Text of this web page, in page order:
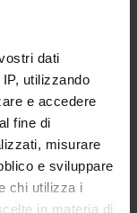
dati
utilizzando
e accedere
fine di
misurare
e sviluppare
chi utilizza i
in materia di